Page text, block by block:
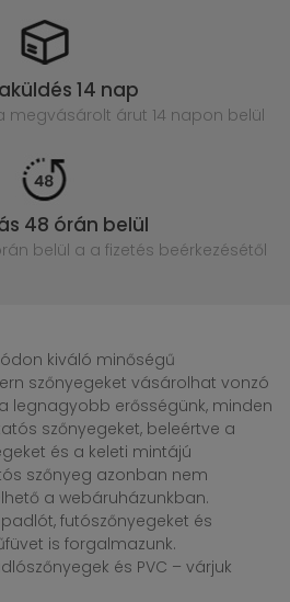
14 nap
megvásárolt árut 14 napon belül
48 órán belül
belül a a fizetés beérkezésétől
kiváló minőségű
szőnyegeket vásárolhat vonzó
legnagyobb erősségünk, minden
szőnyegeket, beleértve a
és a keleti mintájú
szőnyeg azonban nem
a webáruházunkban.
futószőnyegeket és
is forgalmazunk.
és PVC – várjuk